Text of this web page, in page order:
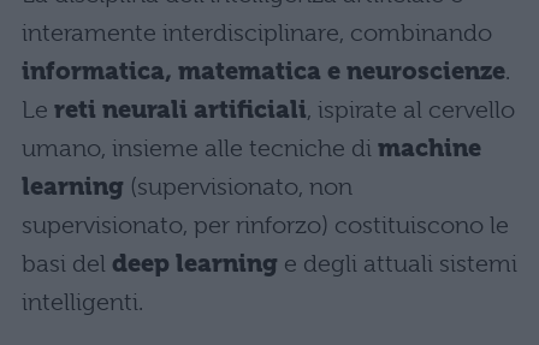
interamente interdisciplinare, combinando
informatica, matematica e neuroscienze.
Le reti neurali artificiali, ispirate al cervello
umano, insieme alle tecniche di machine
learning (supervisionato, non
supervisionato, per rinforzo) costituiscono le
basi del deep learning e degli attuali sistemi
intelligenti.